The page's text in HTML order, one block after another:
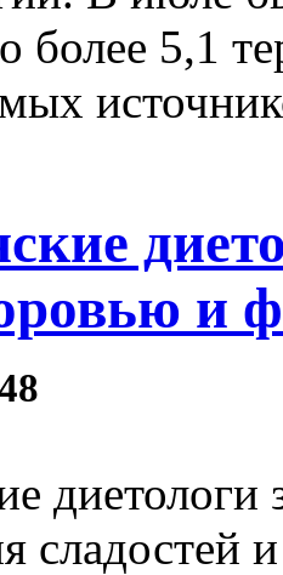
более 5,1
и
диетологи
сладостей